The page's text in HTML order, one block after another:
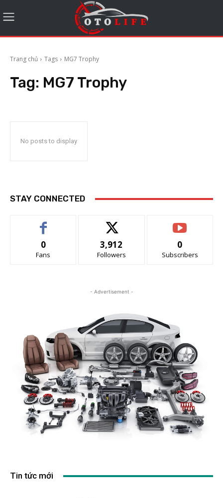
Trang chủ Tags MG7 Trophy
Tag: MG7 Trophy
No posts to display
STAY CONNECTED
0
Fans
3,912
Followers
0
Subscribers
- Advertisement -
Tin tức mới